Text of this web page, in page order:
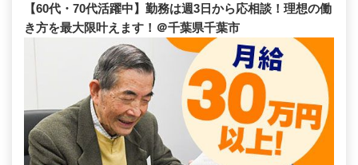
【60代・70代活躍中】勤務は週3日から応相談！理想の働
き方を最大限叶えます！＠千葉県千葉市